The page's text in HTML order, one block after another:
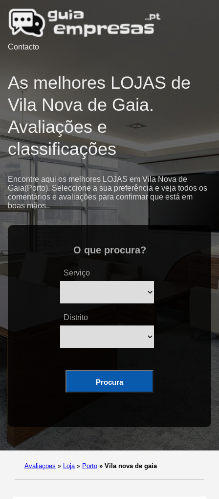
Contacto
As melhores LOJAS de
Vila Nova de Gaia.
Avaliações e
classificações
Encontre aqui os melhores LOJAS em Vila Nova de
Gaia(Porto). Seleccione a sua preferência e veja todos os
comentários e avaliações para confirmar que está em
boas mãos..
O que procura?
Serviço
Distrito
Procura
Avaliaçoes » Loja » Porto » Vila nova de gaia